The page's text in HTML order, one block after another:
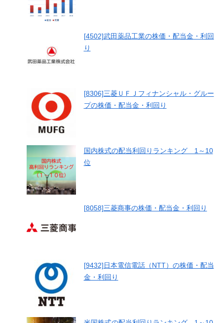
[4502]武田薬品工業の株価・配当金・利回
り
[8306]三菱ＵＦＪフィナンシャル・グルー
プの株価・配当金・利回り
国内株式の配当利回りランキング 1～10
位
[8058]三菱商事の株価・配当金・利回り
[9432]日本電信電話（NTT）の株価・配当
金・利回り